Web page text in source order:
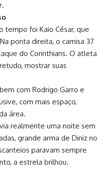
tempo foi Kaio César, que
ponta direita, o camisa 37
do Corinthians. O atleta
mostrar suas
com Rodrigo Garro e
com mais espaço,
área.
realmente uma noite sem
grande arma de Diniz no
paravam sempre
a estrela brilhou.